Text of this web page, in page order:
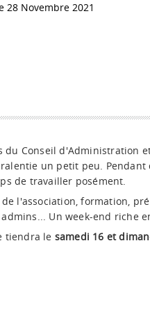
28 Novembre 2021
du Conseil d'Administration
un petit peu.
de travailler posément.
l'association, formation,
Un week-end riche
tiendra le samedi 16 et